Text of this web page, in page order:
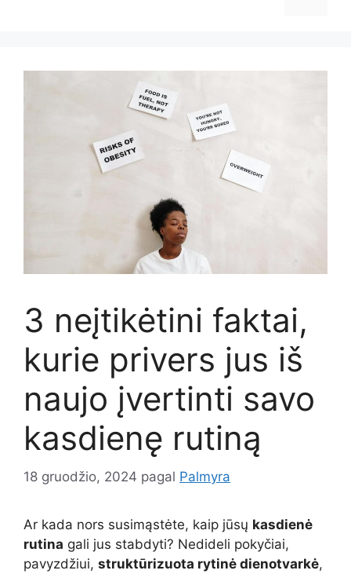
3 neįtikėtini faktai,
kurie privers jus iš
naujo įvertinti savo
kasdienę rutiną
18 gruodžio, 2024 pagal Palmyra
Ar kada nors susimąstėte, kaip jūsų kasdienė
rutina gali jus stabdyti? Nedideli pokyčiai,
pavyzdžiui, struktūrizuota rytinė dienotvarkė,